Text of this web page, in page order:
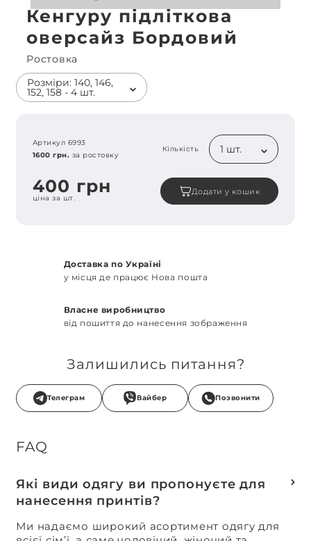
Кенгуру підліткова
оверсайз Бордовий
Ростовка
Розміри: 140, 146,
152, 158 - 4 шт.
Артикул 6993
1600 грн. за ростовку
Кількість 1 шт.
400 грн
ціна за шт.
Додати у кошик
Доставка по Україні
у місця де працює Нова пошта
Власне виробництво
від пошиття до нанесення зображення
Залишились питання?
Телеграм Вайбер Позвонити
FAQ
Які види одягу ви пропонуєте для
нанесення принтів?
Ми надаємо широкий асортимент одягу для